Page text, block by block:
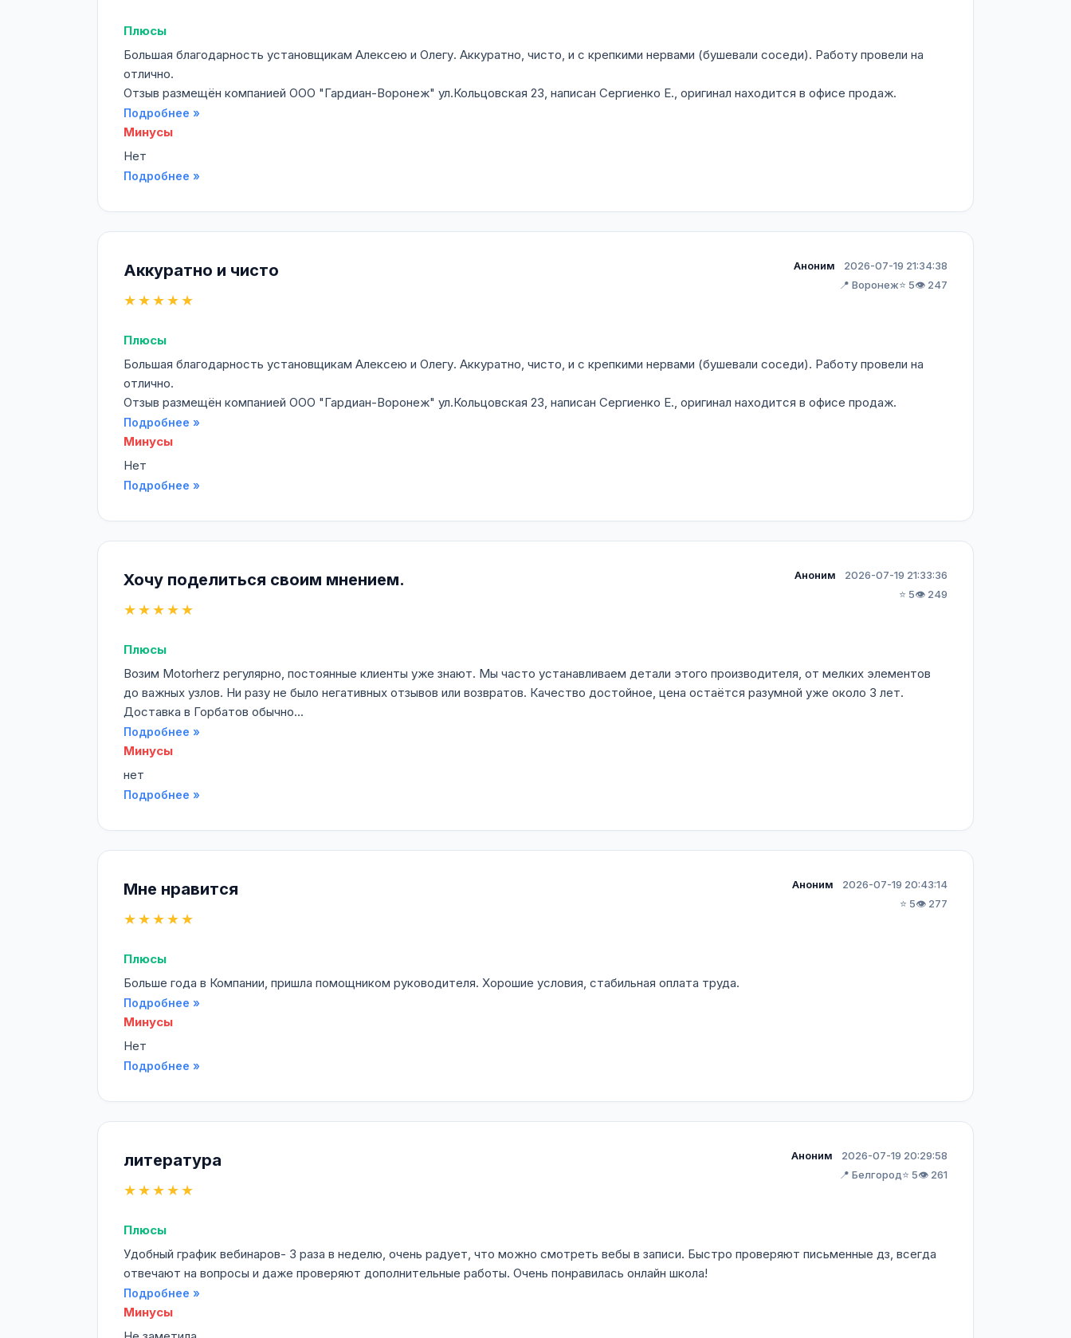
Плюсы
Большая благодарность установщикам Алексею и Олегу. Аккуратно, чисто, и с крепкими нервами (бушевали соседи). Работу провели на
отлично.
Отзыв размещён компанией ООО "Гардиан-Воронеж" ул.Кольцовская 23, написан Сергиенко Е., оригинал находится в офисе продаж.
Подробнее »
Минусы
Нет
Подробнее »
Аккуратно и чисто
★★★★★
Аноним
2026-07-19 21:34:38
📍 Воронеж⭐ 5👁️ 247
Плюсы
Большая благодарность установщикам Алексею и Олегу. Аккуратно, чисто, и с крепкими нервами (бушевали соседи). Работу провели на
отлично.
Отзыв размещён компанией ООО "Гардиан-Воронеж" ул.Кольцовская 23, написан Сергиенко Е., оригинал находится в офисе продаж.
Подробнее »
Минусы
Нет
Подробнее »
Хочу поделиться своим мнением.
★★★★★
Аноним
2026-07-19 21:33:36
⭐ 5👁️ 249
Плюсы
Возим Motorherz регулярно, постоянные клиенты уже знают. Мы часто устанавливаем детали этого производителя, от мелких элементов
до важных узлов. Ни разу не было негативных отзывов или возвратов. Качество достойное, цена остаётся разумной уже около 3 лет.
Доставка в Горбатов обычно...
Подробнее »
Минусы
нет
Подробнее »
Мне нравится
★★★★★
Аноним
2026-07-19 20:43:14
⭐ 5👁️ 277
Плюсы
Больше года в Компании, пришла помощником руководителя. Хорошие условия, стабильная оплата труда.
Подробнее »
Минусы
Нет
Подробнее »
литература
★★★★★
Аноним
2026-07-19 20:29:58
📍 Белгород⭐ 5👁️ 261
Плюсы
Удобный график вебинаров- 3 раза в неделю, очень радует, что можно смотреть вебы в записи. Быстро проверяют письменные дз, всегда
отвечают на вопросы и даже проверяют дополнительные работы. Очень понравилась онлайн школа!
Подробнее »
Минусы